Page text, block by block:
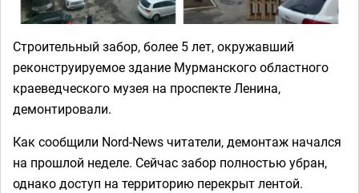
Строительный забор, более 5 лет, окружавший
реконструируемое здание Мурманского областного
краеведческого музея на проспекте Ленина,
демонтировали.
Как сообщили Nord-Newsчитатели, демонтаж начался
на прошлой неделе. Сейчас забор полностью убран,
однако доступ на территорию перекрыт лентой.